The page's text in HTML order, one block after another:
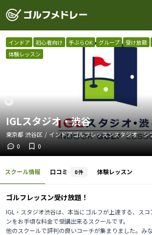
インドア 初心者向け 手ぶらOK グループ 受け放題
体験レッスン
IGLスタジオ・渋谷
東京都 渋谷区 / インドアゴルフレッスンスタジオ シ
0
0
スクール情報 口コミ 0件 体験レッスン
ゴルフレッスン受け放題！
IGL・スタジオ渋谷は、本当にゴルフが上達する、ス
ンをお手頃な料金で受講出来るスクールです。
他のスクールで評判の良いコーチが集まりました。み